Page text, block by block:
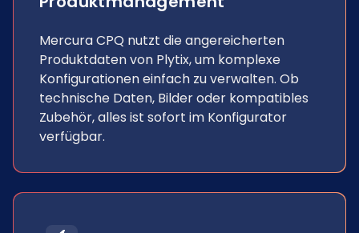
Mercura CPQ nutzt die angereicherten
Produktdaten von Plytix, um komplexe
Konfigurationen einfach zu verwalten. Ob
technische Daten, Bilder oder kompatibles
Zubehör, alles ist sofort im Konfigurator
verfügbar.